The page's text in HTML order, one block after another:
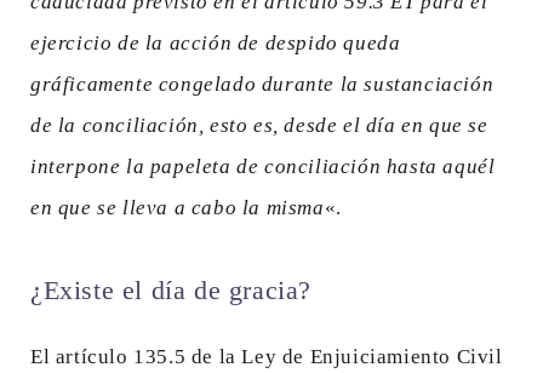
ejercicio de la acción de despido queda
gráficamente congelado durante la sustanciación
de la conciliación, esto es, desde el día en que se
interpone la papeleta de conciliación hasta aquél
en que se lleva a cabo la misma«.
¿Existe el día de gracia?
El artículo 135.5 de la Ley de Enjuiciamiento Civil